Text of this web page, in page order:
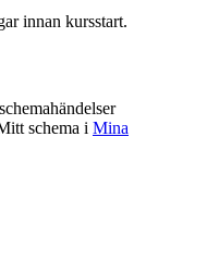
innan kursstart.
schema i Mina